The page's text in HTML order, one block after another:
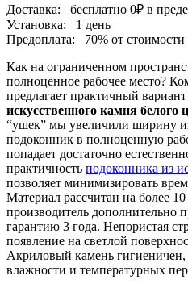
Доставка:
бесплатно 0₽ в
Установка:
1 день
Предоплата:
70% от стоимости
Как на ограниченном
полноценное рабочее место?
предлагает практичный
искусственного камня белого
“ушек” мы увеличили ширину
подоконник в полноценную
попадает достаточно
практичность подоконника из
позволяет минимизировать
Материал рассчитан на более
производитель дополнительно
гарантию 3 года. Непористая
появление на светлой
Акриловый камень гигиеничен,
влажности и температурных